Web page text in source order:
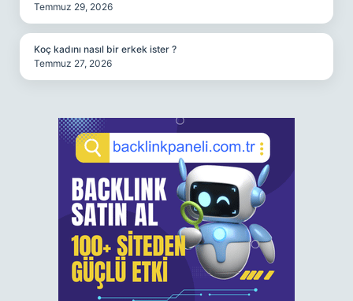
Temmuz 29, 2026
Koç kadını nasıl bir erkek ister ?
Temmuz 27, 2026